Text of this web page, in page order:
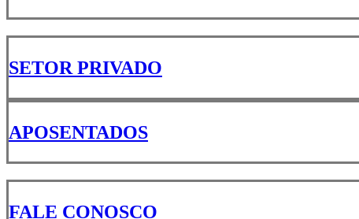
SETOR PRIVADO
APOSENTADOS
FALE CONOSCO